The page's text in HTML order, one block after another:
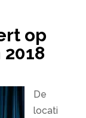
op
De
locati